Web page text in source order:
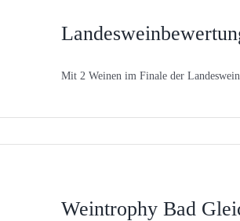
Mit 2 Weinen im Finale der
Weintrophy Bad